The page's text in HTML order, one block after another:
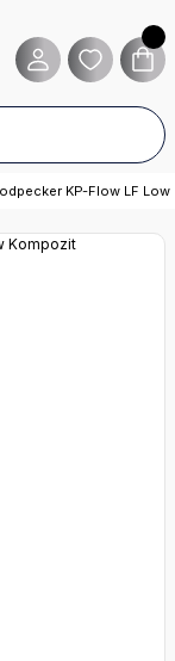
KP-Flow LF